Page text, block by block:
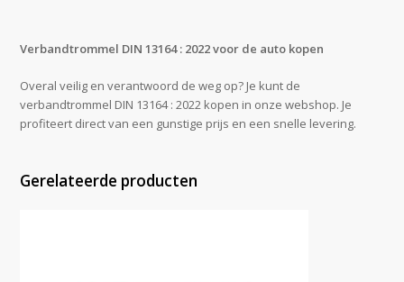
Verbandtrommel DIN 13164 : 2022 voor de auto kopen
Overal veilig en verantwoord de weg op? Je kunt de
verbandtrommel DIN 13164 : 2022 kopen in onze webshop. Je
profiteert direct van een gunstige prijs en een snelle levering.
Gerelateerde producten